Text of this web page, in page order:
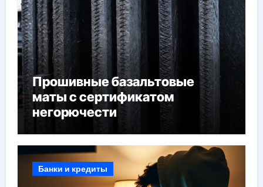
Прошивные базальтовые
маты с сертификатом
негорючести
Банки и кредиты